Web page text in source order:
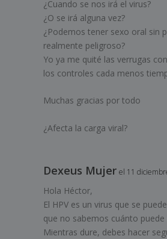
¿Cuando se nos irá el virus?
¿O se irá alguna vez?
¿Podemos tener sexo oral sin
realmente peligroso?
Yo ya me quité las verrugas
los controles cada menos
Muchas gracias por todo
¿Afecta la carga viral?
Dexeus Mujer el 11
Hola Héctor,
El HPV es un virus que se
que no sabemos cuánto
Mientras dure, debes hacer